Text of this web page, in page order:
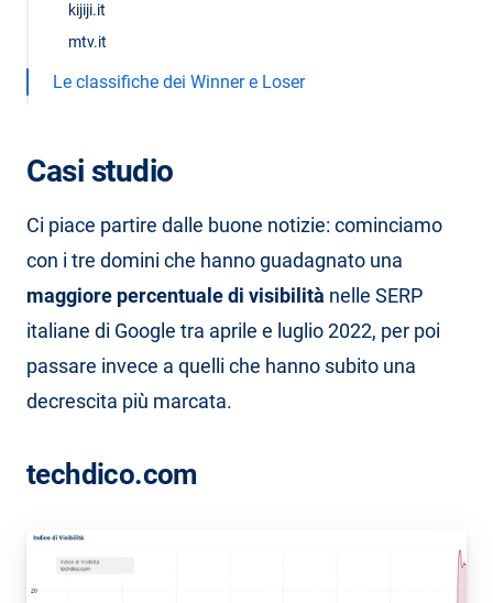
kijiji.it
mtv.it
Le classifiche dei Winner e Loser
Casi studio
Ci piace partire dalle buone notizie: cominciamo
con i tre domini che hanno guadagnato una
maggiore percentuale di visibilità nelle SERP
italiane di Google tra aprile e luglio 2022, per poi
passare invece a quelli che hanno subito una
decrescita più marcata.
techdico.com